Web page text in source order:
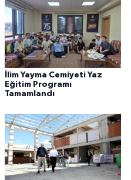
İlim Yayma Cemiyeti Yaz
Eğitim Programı
Tamamlandı